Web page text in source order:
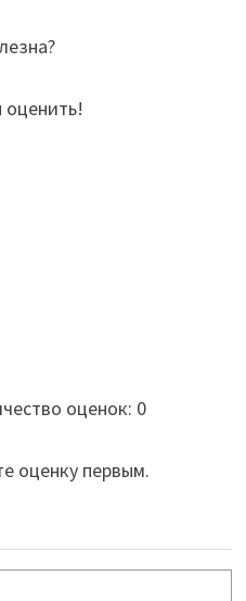
оценок: 0
оценку первым.